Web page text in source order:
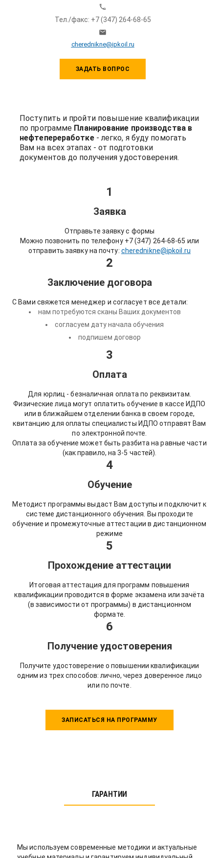
Тел./факс: +7 (347) 264-68-65
cherednikne@ipkoil.ru
ЗАДАТЬ ВОПРОС
Поступить и пройти повышение квалификации
по программе Планирование производства в
нефтепереработке- легко, я буду помогать
Вам на всех этапах - от подготовки
документов до получения удостоверения.
1
Заявка
Отправьте заявку с формы
Можно позвонить по телефону +7 (347) 264-68-65 или
отправить заявку на почту: cherednikne@ipkoil.ru
2
Заключение договора
С Вами свяжется менеджер и согласует все детали:
нам потребуются сканы Ваших документов
согласуем дату начала обучения
подпишем договор
3
Оплата
Для юрлиц - безналичная оплата по реквизитам.
Физические лица могут оплатить обучение в кассе ИДПО
или в ближайшем отделении банка в своем городе,
квитанцию для оплаты специалисты ИДПО отправят Вам
по электронной почте.
Оплата за обучение может быть разбита на равные части
(как правило, на 3-5 частей).
4
Обучение
Методист программы выдаст Вам доступы и подключит к
системе дистанционного обучения. Вы проходите
обучение и промежуточные аттестации в дистанционном
режиме
5
Прохождение аттестации
Итоговая аттестация для программ повышения
квалификации проводится в форме экзамена или зачёта
(в зависимости от программы) в дистанционном
формате.
6
Получение удостоверения
Получите удостоверение о повышении квалификации
одним из трех способов: лично, через доверенное лицо
или по почте.
ЗАПИСАТЬСЯ НА ПРОГРАММУ
ГАРАНТИИ
Мы используем современные методики и актуальные